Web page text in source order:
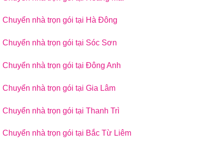
Chuyển nhà trọn gói tại Hà Đông
Chuyển nhà trọn gói tại Sóc Sơn
Chuyển nhà trọn gói tại Đông Anh
Chuyển nhà trọn gói tại Gia Lâm
Chuyển nhà trọn gói tại Thanh Trì
Chuyển nhà trọn gói tại Bắc Từ Liêm